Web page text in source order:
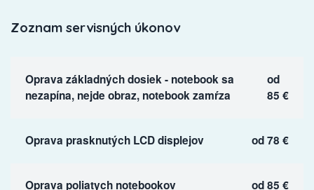
Zoznam servisných úkonov
Oprava základných dosiek - notebook sa
nezapína, nejde obraz, notebook zamŕza
od
85 €
Oprava prasknutých LCD displejov od 78 €
Oprava poliatych notebookov od 85 €